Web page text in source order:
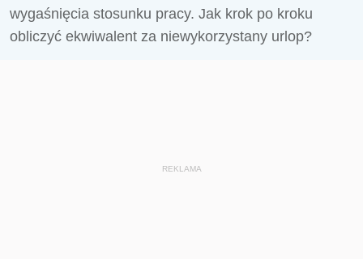
wygaśnięcia stosunku pracy. Jak krok po kroku
obliczyć ekwiwalent za niewykorzystany urlop?
REKLAMA